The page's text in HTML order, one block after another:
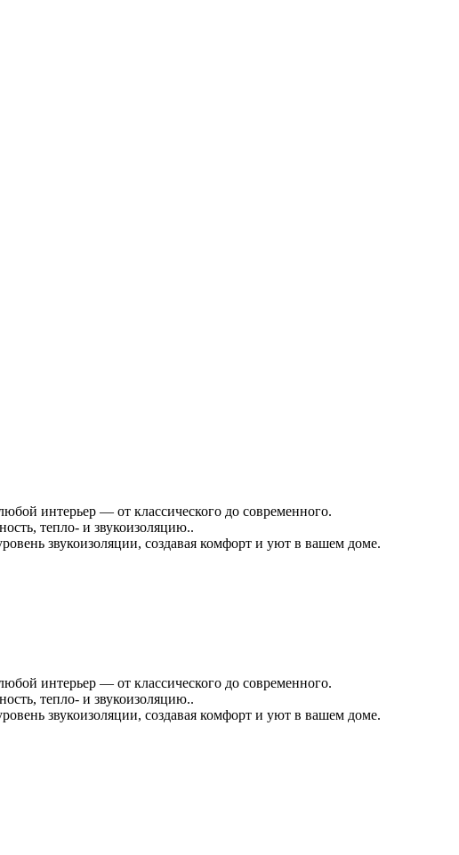
интерьер — от классического до современного.
тепло- и звукоизоляцию..
звукоизоляции, создавая комфорт и уют в вашем доме.
интерьер — от классического до современного.
тепло- и звукоизоляцию..
звукоизоляции, создавая комфорт и уют в вашем доме.